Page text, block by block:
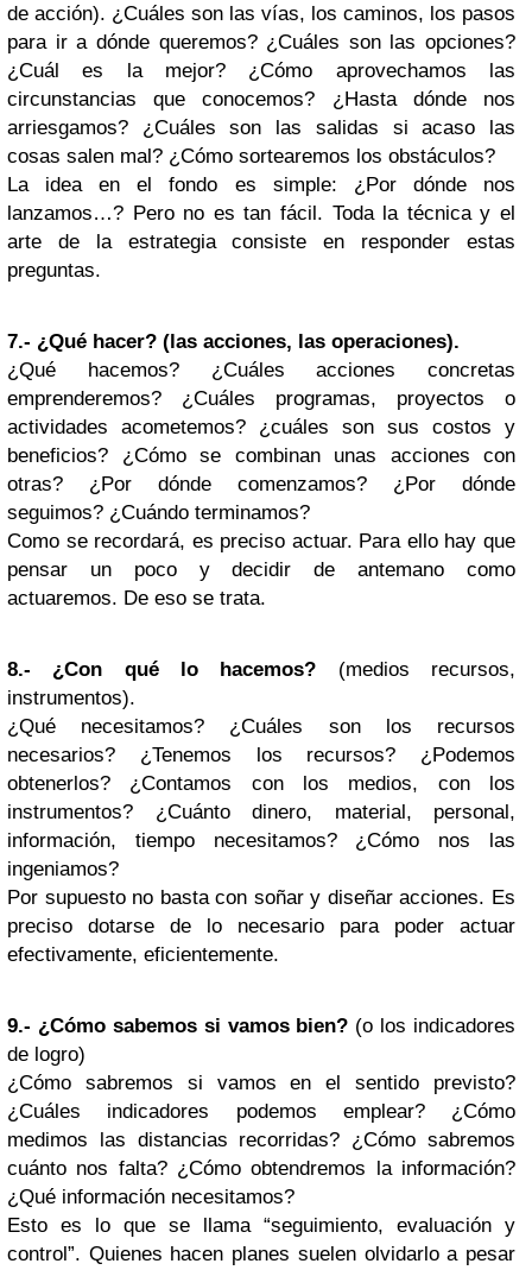
de acción). ¿Cuáles son las vías, los caminos, los pasos
para ir a dónde queremos? ¿Cuáles son las opciones?
¿Cuál es la mejor? ¿Cómo aprovechamos las
circunstancias que conocemos? ¿Hasta dónde nos
arriesgamos? ¿Cuáles son las salidas si acaso las
cosas salen mal? ¿Cómo sortearemos los obstáculos?
La idea en el fondo es simple: ¿Por dónde nos
lanzamos…? Pero no es tan fácil. Toda la técnica y el
arte de la estrategia consiste en responder estas
preguntas.
7.- ¿Qué hacer? (las acciones, las operaciones).
¿Qué hacemos? ¿Cuáles acciones concretas
emprenderemos? ¿Cuáles programas, proyectos o
actividades acometemos? ¿cuáles son sus costos y
beneficios? ¿Cómo se combinan unas acciones con
otras? ¿Por dónde comenzamos? ¿Por dónde
seguimos? ¿Cuándo terminamos?
Como se recordará, es preciso actuar. Para ello hay que
pensar un poco y decidir de antemano como
actuaremos. De eso se trata.
8.- ¿Con qué lo hacemos?
(medios recursos,
instrumentos).
¿Qué necesitamos? ¿Cuáles son los recursos
necesarios? ¿Tenemos los recursos? ¿Podemos
obtenerlos? ¿Contamos con los medios, con los
instrumentos? ¿Cuánto dinero, material, personal,
información, tiempo necesitamos? ¿Cómo nos las
ingeniamos?
Por supuesto no basta con soñar y diseñar acciones. Es
preciso dotarse de lo necesario para poder actuar
efectivamente, eficientemente.
9.- ¿Cómo sabemos si vamos bien? (o los indicadores
de logro)
¿Cómo sabremos si vamos en el sentido previsto?
¿Cuáles indicadores podemos emplear? ¿Cómo
medimos las distancias recorridas? ¿Cómo sabremos
cuánto nos falta? ¿Cómo obtendremos la información?
¿Qué información necesitamos?
Esto es lo que se llama “seguimiento, evaluación y
control”. Quienes hacen planes suelen olvidarlo a pesar